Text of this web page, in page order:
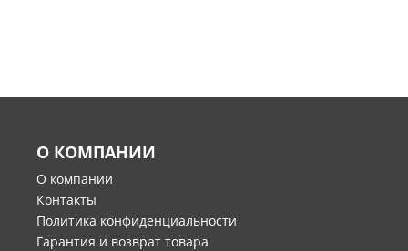
О КОМПАНИИ
О компании
Контакты
Политика конфиденциальности
Гарантия и возврат товара